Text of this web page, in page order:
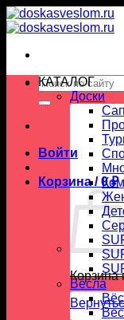
Skip
to
Искать:
Войти
Корзина /0₽
Корзина
КАТАЛОГ
Доски
Вёсла